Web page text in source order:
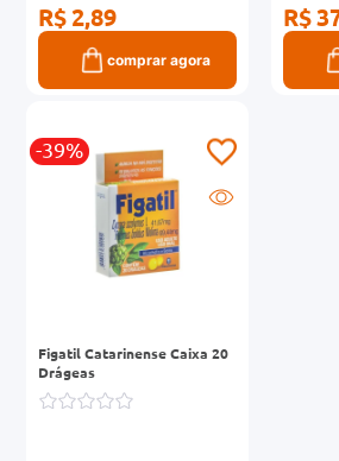
R$ 2,89
comprar agora
R$
-39%
Figatil Catarinense Caixa 20
Drágeas